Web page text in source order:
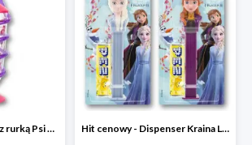
Hit cenowy - Kubek z rurką Psi Patrol, PONY, Minionki, Peppa Hit cenowy - Dispenser Kraina Lodu